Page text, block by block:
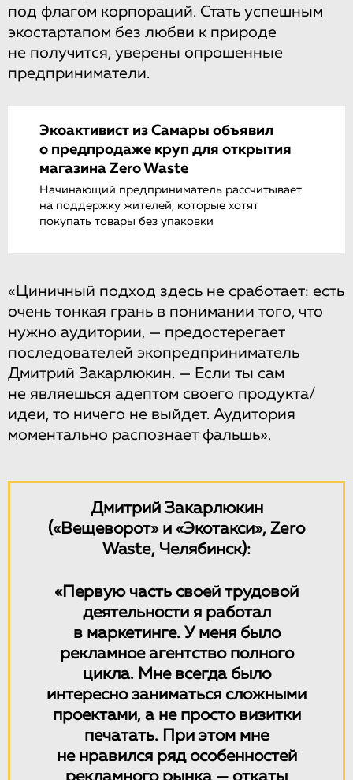
под флагом корпораций. Стать успешным
экостартапом без любви к природе
не получится, уверены опрошенные
предприниматели.
Экоактивист из Самары объявил
о предпродаже круп для открытия
магазина Zero Waste
Начинающий предприниматель рассчитывает
на поддержку жителей, которые хотят
покупать товары без упаковки
«Циничный подход здесь не сработает: есть
очень тонкая грань в понимании того, что
нужно аудитории, — предостерегает
последователей экопредприниматель
Дмитрий Закарлюкин. — Если ты сам
не являешься адептом своего продукта/
идеи, то ничего не выйдет. Аудитория
моментально распознает фальшь».
Дмитрий Закарлюкин
(«Вещеворот» и «Экотакси», Zero
Waste, Челябинск):
«Первую часть своей трудовой
деятельности я работал
в маркетинге. У меня было
рекламное агентство полного
цикла. Мне всегда было
интересно заниматься сложными
проектами, а не просто визитки
печатать. При этом мне
не нравился ряд особенностей